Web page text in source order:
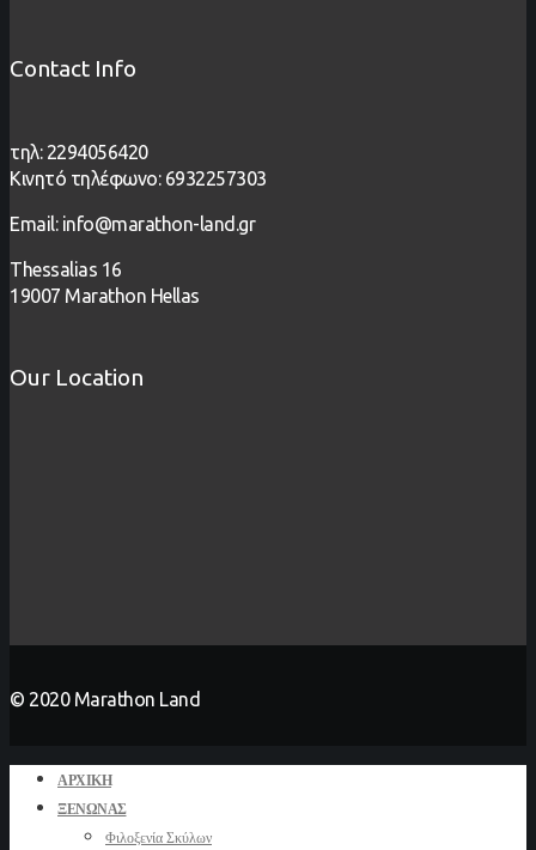
Contact Info
τηλ: 2294056420
Κινητό τηλέφωνο: 6932257303
Email: info@marathon-land.gr
Thessalias 16
19007 Marathon Hellas
Our Location
© 2020 Marathon Land
ΑΡΧΙΚΉ
ΞΕΝΏΝΑΣ
Φιλοξενία Σκύλων